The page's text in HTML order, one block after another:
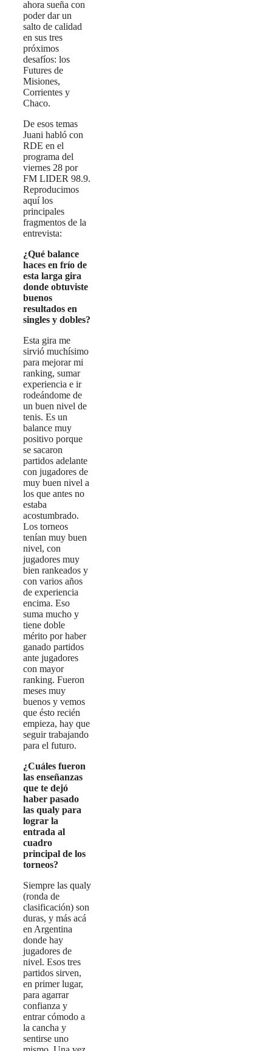
ahora sueña con
poder dar un
salto de calidad
en sus tres
próximos
desafíos: los
Futures de
Misiones,
Corrientes y
Chaco.
De esos temas
Juani habló con
RDE en el
programa del
viernes 28 por
FM LIDER 98.9.
Reproducimos
aquí los
principales
fragmentos de la
entrevista:
¿Qué balance
haces en frío de
esta larga gira
donde obtuviste
buenos
resultados en
singles y dobles?
Esta gira me
sirvió muchísimo
para mejorar mi
ranking, sumar
experiencia e ir
rodeándome de
un buen nivel de
tenis. Es un
balance muy
positivo porque
se sacaron
partidos adelante
con jugadores de
muy buen nivel a
los que antes no
estaba
acostumbrado.
Los torneos
tenían muy buen
nivel, con
jugadores muy
bien rankeados y
con varios años
de experiencia
encima. Eso
suma mucho y
tiene doble
mérito por haber
ganado partidos
ante jugadores
con mayor
ranking. Fueron
meses muy
buenos y vemos
que ésto recién
empieza, hay que
seguir trabajando
para el futuro.
¿Cuáles fueron
las enseñanzas
que te dejó
haber pasado
las qualy para
lograr la
entrada al
cuadro
principal de los
torneos?
Siempre las qualy
(ronda de
clasificación) son
duras, y más acá
en Argentina
donde hay
jugadores de
nivel. Esos tres
partidos sirven,
en primer lugar,
para agarrar
confianza y
entrar cómodo a
la cancha y
sentirse uno